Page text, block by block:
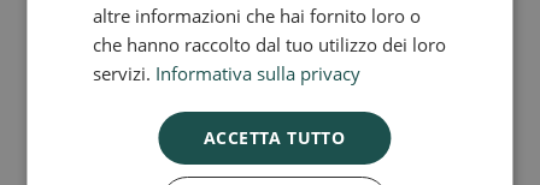
RECENT POSTS
Novità: Maxi sospensione in vetro
Lampade a sospensione in vetro
altre informazioni che hai fornito loro o
che hanno raccolto dal tuo utilizzo dei loro
servizi. Informativa sulla privacy
ACCETTA TUTTO